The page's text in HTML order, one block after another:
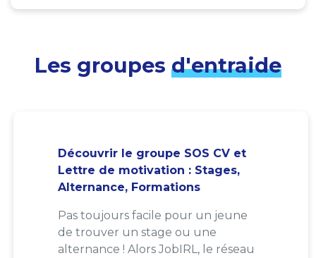
Les groupes d'entraide
Découvrir le groupe SOS CV et
Lettre de motivation : Stages,
Alternance, Formations
Pas toujours facile pour un jeune
de trouver un stage ou une
alternance ! Alors JobIRL, le réseau